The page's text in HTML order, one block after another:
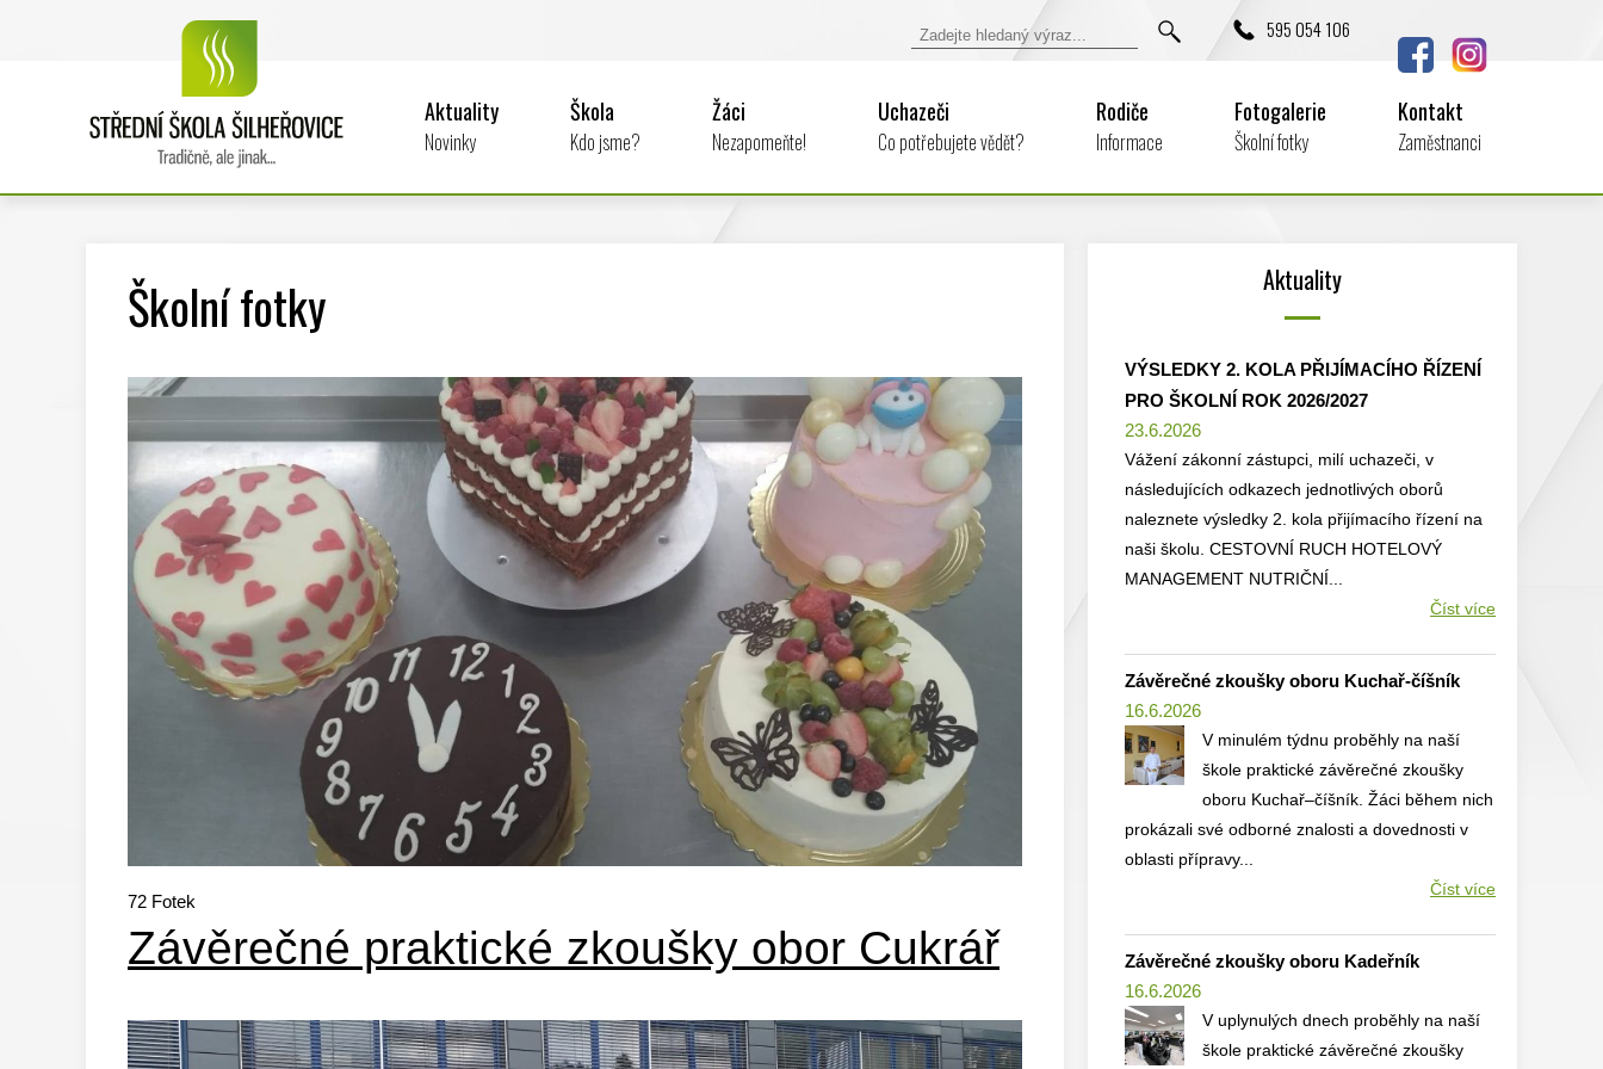
595 054 106
Aktuality
Novinky
Škola
Kdo jsme?
Žáci
Nezapomeňte!
Uchazeči
Co potřebujete vědět?
Rodiče
Informace
Fotogalerie
Školní fotky
Kontakt
Zaměstnanci
Školní fotky
72 Fotek
Závěrečné praktické zkoušky obor Cukrář
Aktuality
VÝSLEDKY 2. KOLA PŘIJÍMACÍHO ŘÍZENÍ
PRO ŠKOLNÍ ROK 2026/2027
23.6.2026
Vážení zákonní zástupci, milí uchazeči, v
následujících odkazech jednotlivých oborů
naleznete výsledky 2. kola přijímacího řízení na
naši školu. CESTOVNÍ RUCH HOTELOVÝ
MANAGEMENT NUTRIČNÍ...
Číst více
Závěrečné zkoušky oboru Kuchař-číšník
16.6.2026
V minulém týdnu proběhly na naší
škole praktické závěrečné zkoušky
oboru Kuchař–číšník. Žáci během nich
prokázali své odborné znalosti a dovednosti v
oblasti přípravy...
Číst více
Závěrečné zkoušky oboru Kadeřník
16.6.2026
V uplynulých dnech proběhly na naší
škole praktické závěrečné zkoušky